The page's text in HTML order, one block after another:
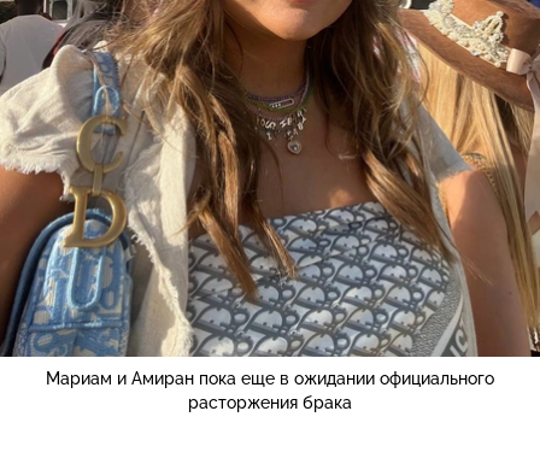
Мариам и Амиран пока еще в ожидании официального
расторжения брака